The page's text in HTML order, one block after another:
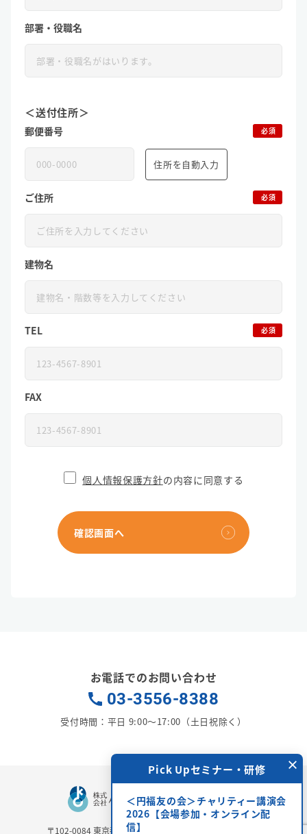
×
をお手伝いします。
合わせください。
Pick Upセミナー・研修
＜円福友の会＞チャリティー講演会
2026【会場参加・オンライン配
信】
部署・役職名
＜送付住所＞
郵便番号 必須
住所を自動入力
ご住所 必須
建物名
TEL 必須
FAX
個人情報保護方針の内容に同意する
確認画面へ
お電話でのお問い合わせ
03-3556-8388
受付時間：平日 9:00〜17:00（土日祝除く）
〒102-0084東京都千代田区二番町6-3 二番町三協ビル3Ｆ